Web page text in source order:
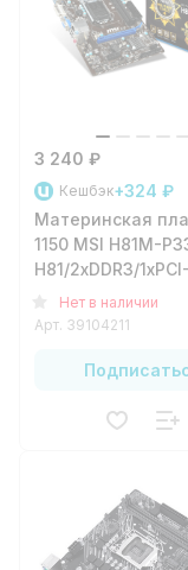
3 240 ₽
Кешбэк+324 ₽
Материнская
1150 MSI H81M-
H81/2xDDR3/1xPCI-
e16/1xPCI-
e1/2xSATA3/
Нет в наличии
Арт. 39104211